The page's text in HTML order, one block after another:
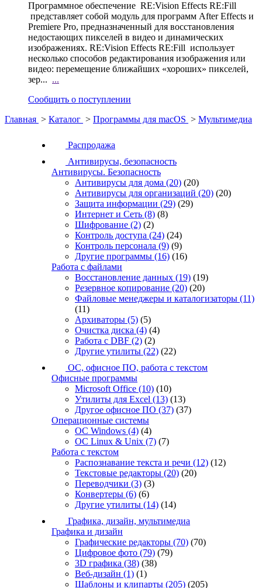
Программное обеспечение RE:Vision Effects RE:Fill
представляет собой модуль для программ AfterEffects и
Premiere Pro, предназначенный для восстановления
недостающих пикселей в видео и динамических
изображениях. RE:Vision Effects RE:Fill использует
несколько способов редактирования изображения или
видео: перемещение ближайших «хороших» пикселей,
зер... ...
Сообщить о поступлении
Главная > Каталог > Программы для macOS > Мультимедиа
Распродажа
Антивирусы, безопасность
Антивирусы. Безопасность
Антивирусы для дома (20) (20)
Антивирусы для организаций (20) (20)
Защита информации (29) (29)
Интернет и Сеть (8) (8)
Шифрование (2) (2)
Контроль доступа (24) (24)
Контроль персонала (9) (9)
Другие программы (16) (16)
Работа с файлами
Восстановление данных (19) (19)
Резервное копирование (20) (20)
Файловые менеджеры и каталогизаторы (11)
(11)
Архиваторы (5) (5)
Очистка диска (4) (4)
Работа с DBF (2) (2)
Другие утилиты (22) (22)
ОС, офисное ПО, работа с текстом
Офисные программы
Microsoft Office (10) (10)
Утилиты для Excel (13) (13)
Другое офисное ПО (37) (37)
Операционные системы
ОС Windows (4) (4)
ОС Linux & Unix (7) (7)
Работа с текстом
Распознавание текста и речи (12) (12)
Текстовые редакторы (20) (20)
Переводчики (3) (3)
Конвертеры (6) (6)
Другие утилиты (14) (14)
Графика, дизайн, мультимедиа
Графика и дизайн
Графические редакторы (70) (70)
Цифровое фото (79) (79)
3D графика (38) (38)
Веб-дизайн (1) (1)
Шаблоны и клипарты (205) (205)